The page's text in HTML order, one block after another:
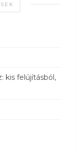
kis felújításból,